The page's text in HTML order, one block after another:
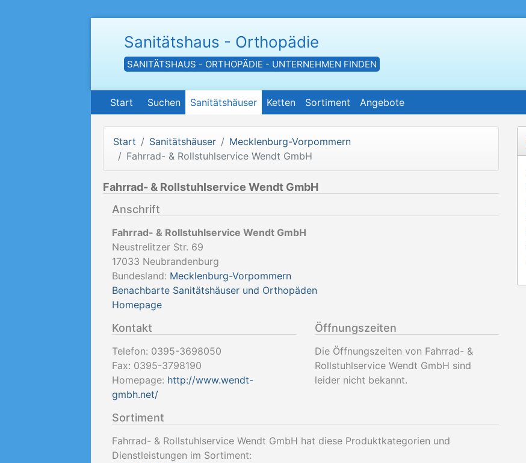
Sanitätshaus - Orthopädie
SANITÄTSHAUS - ORTHOPÄDIE - UNTERNEHMEN FINDEN
Start Suchen Sanitätshäuser Ketten Sortiment Angebote
Start Sanitätshäuser
Mecklenburg-Vorpommern
Fahrrad- & Rollstuhlservice Wendt GmbH
Fahrrad- & Rollstuhlservice Wendt GmbH
Anschrift
Fahrrad- & Rollstuhlservice Wendt GmbH
Neustrelitzer Str. 69
17033 Neubrandenburg
Bundesland: Mecklenburg-Vorpommern
Benachbarte Sanitätshäuser und Orthopäden
Homepage
Kontakt
Telefon: 0395-3698050
Fax: 0395-3798190
Homepage: http://www.wendt-
gmbh.net/
Öffnungszeiten
Die Öffnungszeiten von Fahrrad- &
Rollstuhlservice Wendt GmbH sind
leider nicht bekannt.
Sortiment
Fahrrad- & Rollstuhlservice Wendt GmbH hat diese Produktkategorien und
Dienstleistungen im Sortiment: